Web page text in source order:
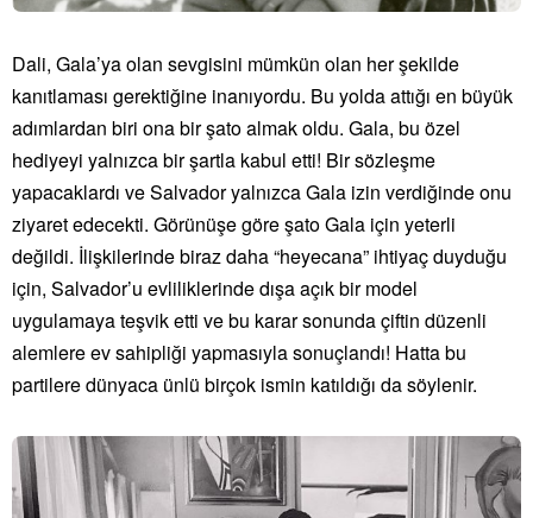
Dali, Gala’ya olan sevgisini mümkün olan her şekilde
kanıtlaması gerektiğine inanıyordu. Bu yolda attığı en büyük
adımlardan biri ona bir şato almak oldu. Gala, bu özel
hediyeyi yalnızca bir şartla kabul etti! Bir sözleşme
yapacaklardı ve Salvador yalnızca Gala izin verdiğinde onu
ziyaret edecekti. Görünüşe göre şato Gala için yeterli
değildi. İlişkilerinde biraz daha “heyecana” ihtiyaç duyduğu
için, Salvador’u evliliklerinde dışa açık bir model
uygulamaya teşvik etti ve bu karar sonunda çiftin düzenli
alemlere ev sahipliği yapmasıyla sonuçlandı! Hatta bu
partilere dünyaca ünlü birçok ismin katıldığı da söylenir.